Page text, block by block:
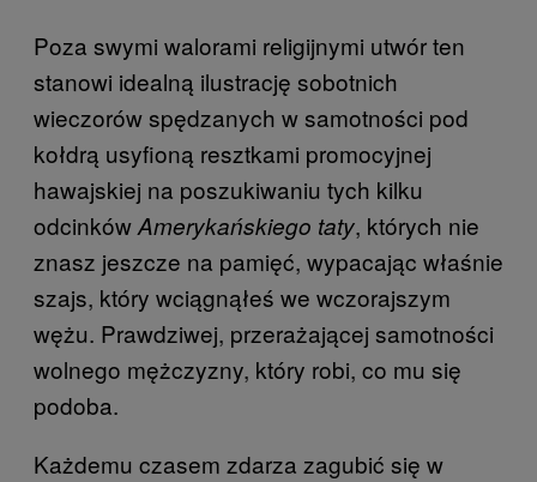
Poza swymi walorami religijnymi utwór ten
stanowi idealną ilustrację sobotnich
wieczorów spędzanych w samotności pod
kołdrą usyfioną resztkami promocyjnej
hawajskiej na poszukiwaniu tych kilku
odcinkówAmerykańskiego taty, których nie
znasz jeszcze na pamięć, wypacając właśnie
szajs, który wciągnąłeś we wczorajszym
wężu. Prawdziwej, przerażającej samotności
wolnego mężczyzny, który robi, co mu się
podoba.
Każdemu czasem zdarza zagubić się w